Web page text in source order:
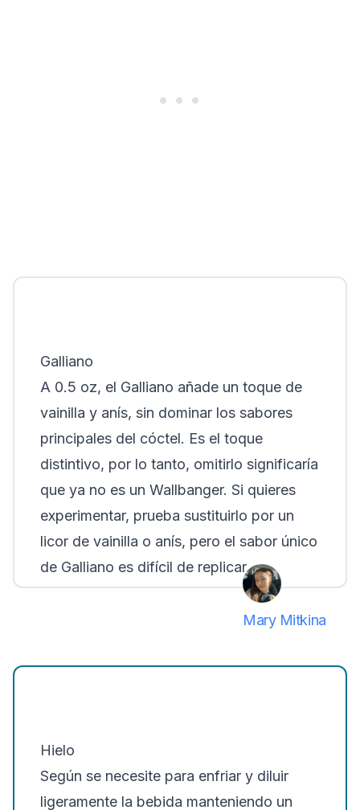
Galliano
A 0.5 oz, el Galliano añade un toque de
vainilla y anís, sin dominar los sabores
principales del cóctel. Es el toque
distintivo, por lo tanto, omitirlo significaría
que ya no es un Wallbanger. Si quieres
experimentar, prueba sustituirlo por un
licor de vainilla o anís, pero el sabor único
de Galliano es difícil de replicar.
Mary Mitkina
Hielo
Según se necesite para enfriar y diluir
ligeramente la bebida manteniendo un